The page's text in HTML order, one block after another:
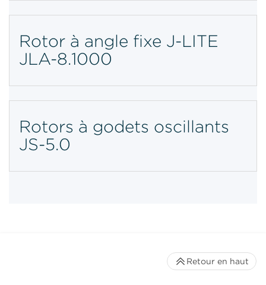
Rotor à angle fixe J-LITE
JLA-8.1000
Rotors à godets oscillants
JS-5.0
Retour en haut